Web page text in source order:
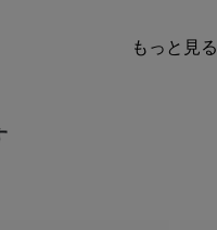
もっと見る